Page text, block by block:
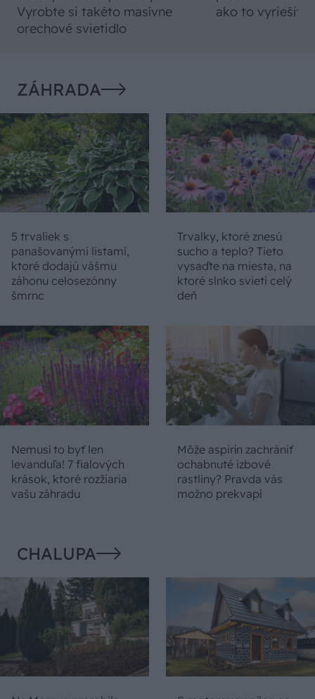
Vyrobte si takéto masívne
orechové svietidlo
ako to vyriešiť
ZÁHRADA
5 trvaliek s
panašovanými listami,
ktoré dodajú vášmu
záhonu celosezónny
šmrnc
Trvalky, ktoré znesú
sucho a teplo? Tieto
vysaďte na miesta, na
ktoré slnko svieti celý
deň
Nemusí to byť len
levanduľa! 7 fialových
krások, ktoré rozžiaria
vašu záhradu
Môže aspirín zachrániť
ochabnuté izbové
rastliny? Pravda vás
možno prekvapí
CHALUPA